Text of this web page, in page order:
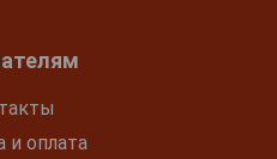
и оплата